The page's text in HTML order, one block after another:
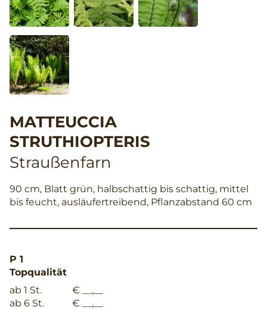
MATTEUCCIA
STRUTHIOPTERIS
Straußenfarn
90 cm, Blatt grün, halbschattig bis schattig, mittel
bis feucht, ausläufertreibend, Pflanzabstand 60 cm
P 1
Topqualität
ab 1 St.
€ __,__
ab 6 St.
€ __,__